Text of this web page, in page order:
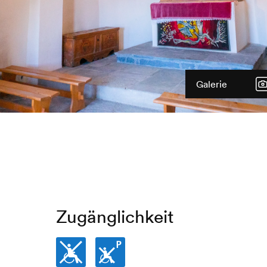
Galerie
Zugänglichkeit